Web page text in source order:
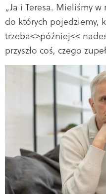
„Ja i Teresa. Mieliśmy
do których pojedziemy,
trzeba<>później<<
przyszło coś, czego